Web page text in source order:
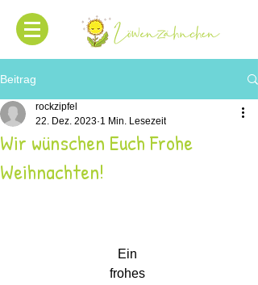
Beitrag
Wir wünschen Euch Frohe
Weihnachten!
rockzipfel
22. Dez. 2023 1 Min. Lesezeit
Ein
frohes